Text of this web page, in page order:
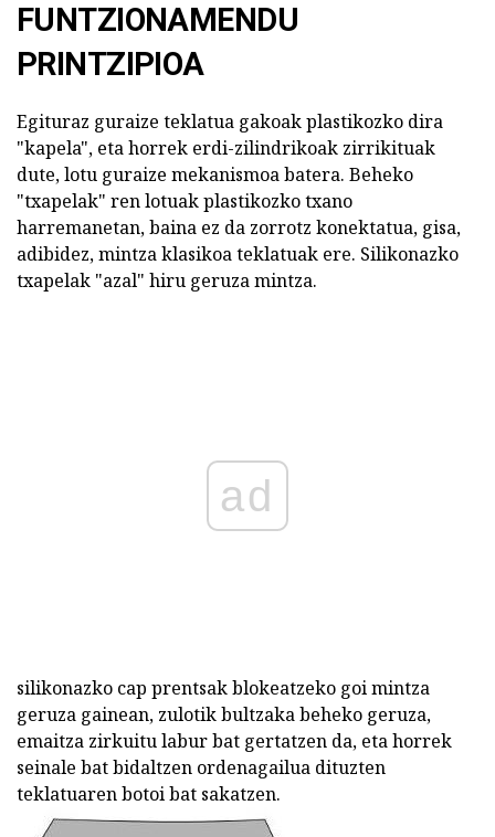
FUNTZIONAMENDU
PRINTZIPIOA
Egituraz guraize teklatua gakoak plastikozko dira
"kapela", eta horrek erdi-zilindrikoak zirrikituak
dute, lotu guraize mekanismoa batera. Beheko
"txapelak" ren lotuak plastikozko txano
harremanetan, baina ez da zorrotz konektatua, gisa,
adibidez, mintza klasikoa teklatuak ere. Silikonazko
txapelak "azal" hiru geruza mintza.
ad
silikonazko cap prentsak blokeatzeko goi mintza
geruza gainean, zulotik bultzaka beheko geruza,
emaitza zirkuitu labur bat gertatzen da, eta horrek
seinale bat bidaltzen ordenagailua dituzten
teklatuaren botoi bat sakatzen.